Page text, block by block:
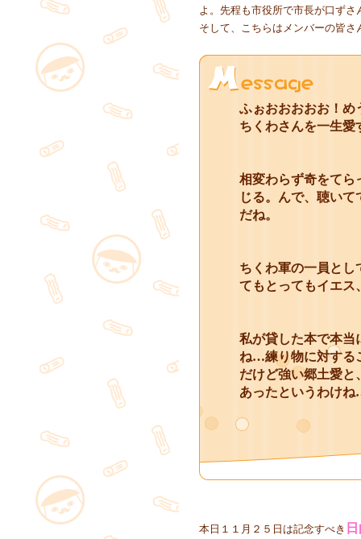
よ。先程も市役所で市長が口ずさ
そして、こちらはメンバーの皆
ふぉおおおおお！め
ちくわさんを一生愛
相変わらず奇をて
じる。んで、聴い
だね。
ちくわ軍の一員とし
てもとってもイエス
私が貸した本で本当
ね…練り物に対する
だけど強い郷土愛と
あったというわけ
本日１１月２５日は記念すべき